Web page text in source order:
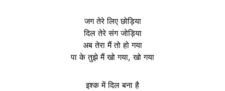
जग तेरे लिए छोड़िया
दिल तेरे संग जोड़िया
अब तेरा मैं तो हो गया
पा के तुझे मैं खो गया, खो गया
इश्क में दिल बना है